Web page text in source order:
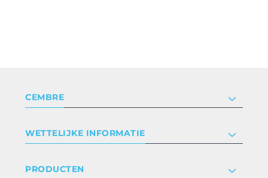
CEMBRE
Certificeringen
Werken bij ons
WETTELIJKE INFORMATIE
PRODUCTEN